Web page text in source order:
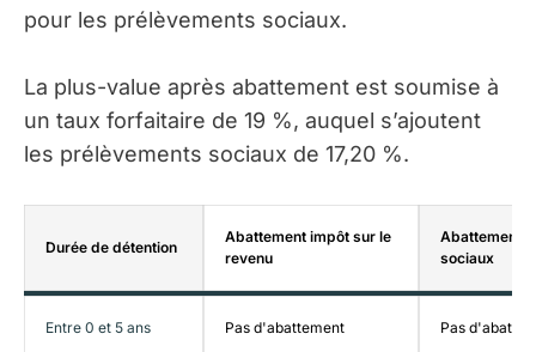
pour les prélèvements sociaux.
La plus-value après abattement est soumise à
un taux forfaitaire de 19 %, auquel s’ajoutent
les prélèvements sociaux de 17,20 %.
Durée de détention
Abattement impôt sur le
revenu
Abattement
sociaux
Entre 0 et 5 ans Pas d'abattement Pas